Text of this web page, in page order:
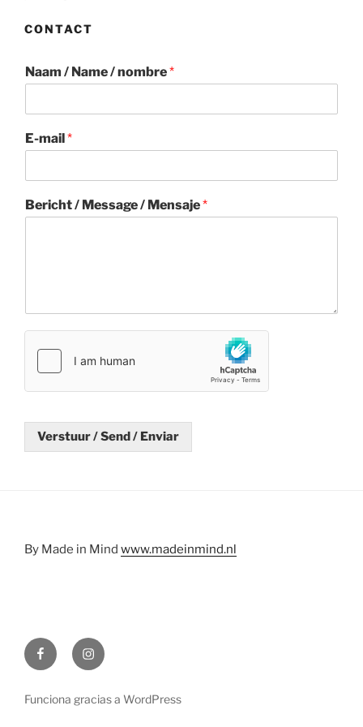
CONTACT
Naam / Name / nombre*
E-mail *
Bericht / Message / Mensaje*
Verstuur / Send / Enviar
By Made in Mind www.madeinmind.nl
FacebookInstagram
Funciona gracias a WordPress